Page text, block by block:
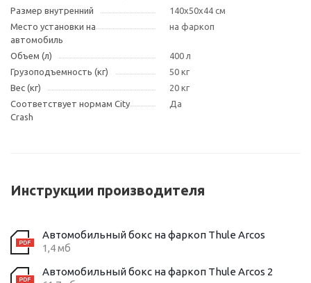
Размер внутренний
140х50х44 см
Место установки на
автомобиль
на фаркоп
Объем (л)
400 л
Грузоподъемность (кг)
50 кг
Вес (кг)
20 кг
Соответствует нормам City
Crash
Да
Инструкции производителя
Автомобильный бокс на фаркоп Thule Arcos
1,4 мб
Автомобильный бокс на фаркоп Thule Arcos 2